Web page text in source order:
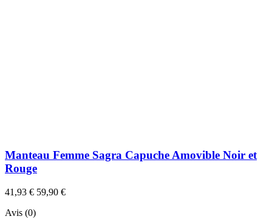
Manteau Femme Sagra Capuche Amovible Noir et
Rouge
41,93 € 59,90 €
Avis (0)